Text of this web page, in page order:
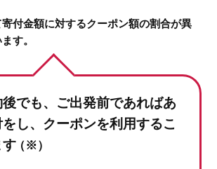
付金額に対するクーポン額の割合が異
す。
でも、ご出発前であればあ
し、クーポンを利用するこ
す（※）